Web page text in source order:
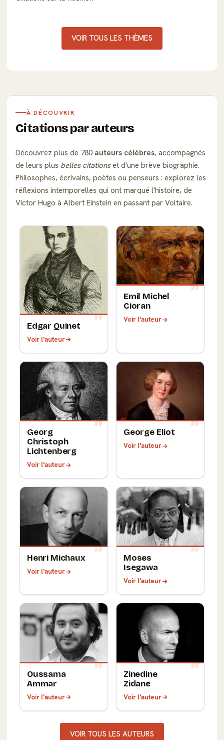
VOIR TOUS LES THÈMES
À DÉCOUVRIR
Citations par auteurs
Découvrez plus de 780 auteurs célèbres, accompagnés
de leurs plus belles citationset d'une brève biographie.
Philosophes, écrivains, poètes ou penseurs : explorez les
réflexions intemporelles qui ont marqué l'histoire, de
Victor Hugo à Albert Einstein en passant par Voltaire.
Edgar Quinet
Voir l'auteur
Emil Michel
Cioran
Voir l'auteur
Georg
Christoph
Lichtenberg
Voir l'auteur
George Eliot
Voir l'auteur
Henri Michaux
Voir l'auteur
Moses
Isegawa
Voir l'auteur
Oussama
Ammar
Voir l'auteur
Zinedine
Zidane
Voir l'auteur
VOIR TOUS LES AUTEURS